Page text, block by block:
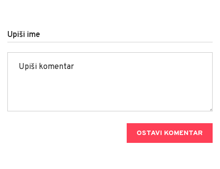
Upiši ime
OSTAVI KOMENTAR